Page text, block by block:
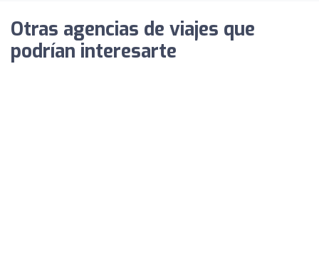
Otras agencias de viajes que
podrían interesarte